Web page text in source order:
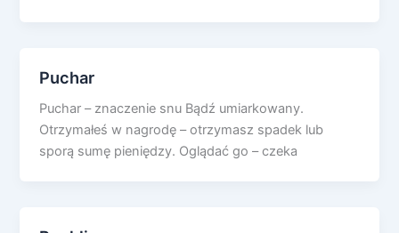
Puchar
Puchar – znaczenie snu Bądź umiarkowany.
Otrzymałeś w nagrodę – otrzymasz spadek lub
sporą sumę pieniędzy. Oglądać go – czeka